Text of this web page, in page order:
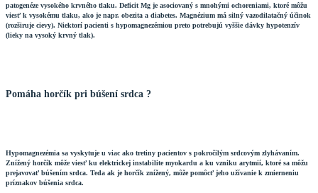
patogenéze vysokého krvného tlaku. Deficit Mg je asociovaný s mnohými ochoreniami, ktoré môžu
viesť k vysokému tlaku, ako je napr. obezita a diabetes. Magnézium má silný vazodilatačný účinok
(rozširuje cievy). Niektorí pacienti s hypomagnezémiou preto potrebujú vyššie dávky hypotenzív
(lieky na vysoký krvný tlak).
Pomáha horčík pri búšení srdca ?
Hypomagnezémia sa vyskytuje u viac ako tretiny pacientov s pokročilým srdcovým zlyhávaním.
Znížený horčík môže viesť ku elektrickej instabilite myokardu a ku vzniku arytmií, ktoré sa môžu
prejavovať búšením srdca. Teda ak je horčík znížený, môže pomôcť jeho užívanie k zmierneniu
príznakov búšenia srdca.